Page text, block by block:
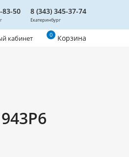
83-50 8 (343) 345-37-74
Екатеринбург
кабинет 0 Корзина